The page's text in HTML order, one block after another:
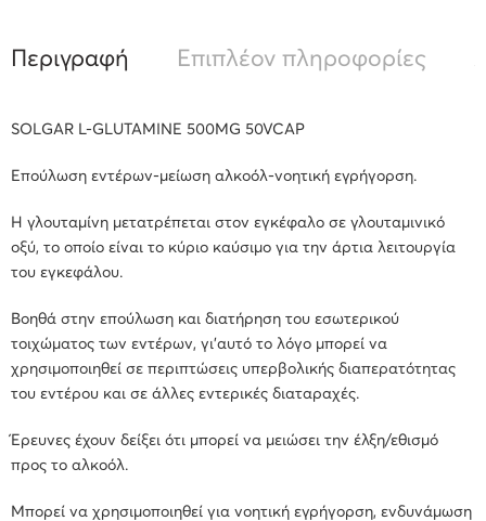
Περιγραφή Επιπλέον πληροφορίες
SOLGAR L-GLUTAMINE 500MG 50VCAP
Επούλωση εντέρων-μείωση αλκοόλ-νοητική εγρήγορση.
Η γλουταμίνη μετατρέπεται στον εγκέφαλο σε γλουταμινικό
οξύ, το οποίο είναι το κύριο καύσιμο για την άρτια λειτουργία
του εγκεφάλου.
Βοηθά στην επούλωση και διατήρηση του εσωτερικού
τοιχώματος των εντέρων, γι’αυτό το λόγο μπορεί να
χρησιμοποιηθεί σε περιπτώσεις υπερβολικής διαπερατότητας
του εντέρου και σε άλλες εντερικές διαταραχές.
Έρευνες έχουν δείξει ότι μπορεί να μειώσει την έλξη/εθισμό
προς το αλκοόλ.
Μπορεί να χρησιμοποιηθεί για νοητική εγρήγορση, ενδυνάμωση